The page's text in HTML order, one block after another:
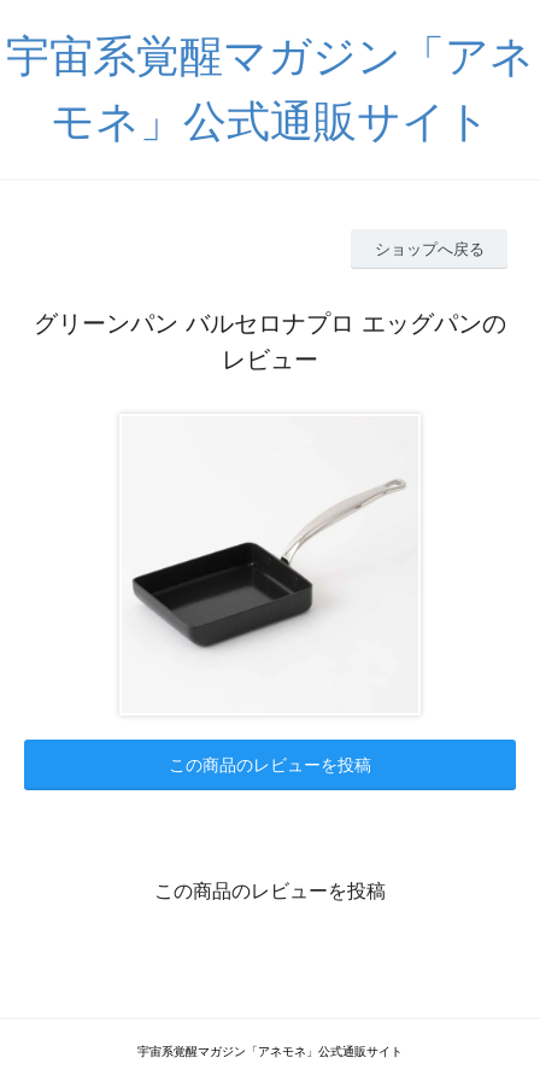
宇宙系覚醒マガジン「アネ
モネ」公式通販サイト
ショップへ戻る
グリーンパン バルセロナプロ エッグパンの
レビュー
この商品のレビューを投稿
この商品のレビューを投稿
宇宙系覚醒マガジン「アネモネ」公式通販サイト